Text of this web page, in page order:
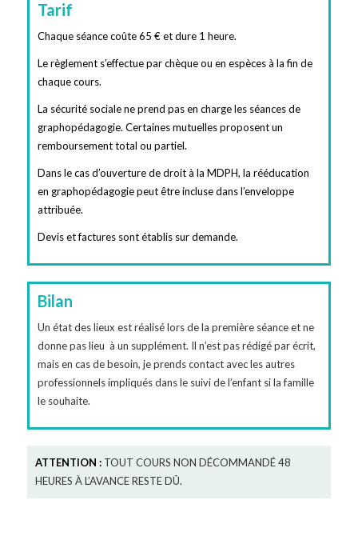
Tarif
Chaque séance coûte 65 € et dure 1 heure.
Le règlement s’effectue par chèque ou en espèces à la fin de
chaque cours.
La sécurité sociale ne prend pas en charge les séances de
graphopédagogie. Certaines mutuelles proposent un
remboursement total ou partiel.
Dans le cas d’ouverture de droit à la MDPH, la rééducation
en graphopédagogie peut être incluse dans l’enveloppe
attribuée.
Devis et factures sont établis sur demande.
Bilan
Un état des lieux est réalisé lors de la première séance et ne
donne pas lieu à un supplément. Il n’est pas rédigé par écrit,
mais en cas de besoin, je prends contact avec les autres
professionnels impliqués dans le suivi de l’enfant si la famille
le souhaite.
ATTENTION :TOUT COURS NON DÉCOMMANDÉ 48
HEURES À L’AVANCE RESTE DÛ.